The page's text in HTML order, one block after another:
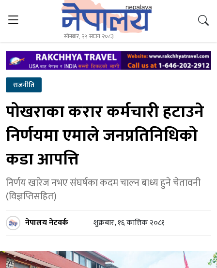
सोमबार, २५ साउन २०८३
राजनीति
पोखराका करार कर्मचारी हटाउने
निर्णयमा एमाले जनप्रतिनिधिको
कडा आपत्ति
निर्णय खारेज नभए संघर्षका कदम चाल्न बाध्य हुने चेतावनी
(विज्ञप्तिसहित)
नेपालय नेटवर्क शुक्रबार, १६ कात्तिक २०८१